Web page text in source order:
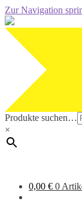
Zur Navigation
Produkte suchen…
×
0,00 € 0